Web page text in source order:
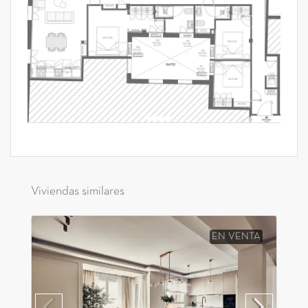
Viviendas similares
EN VENTA